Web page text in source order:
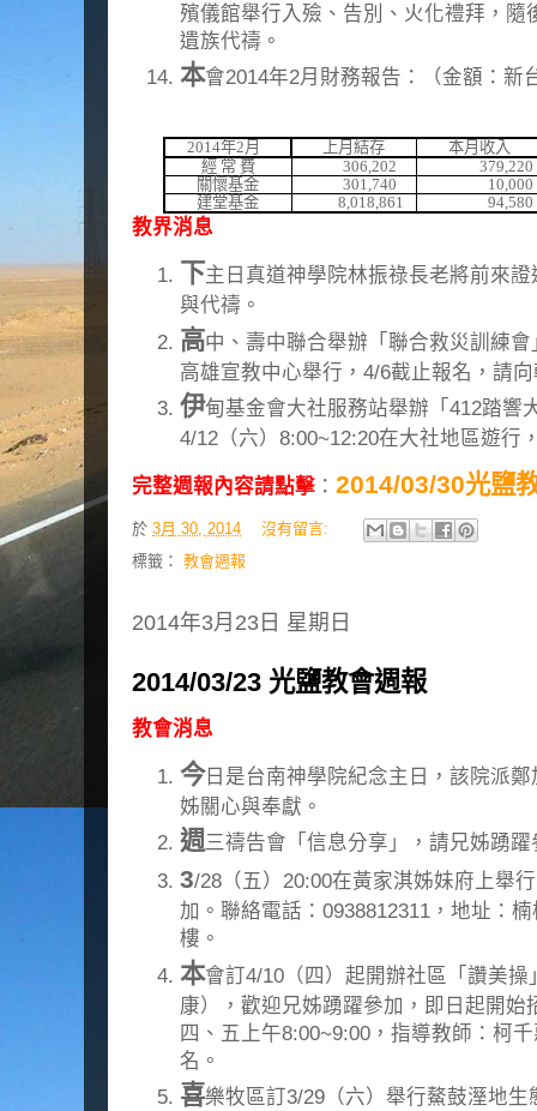
殯儀館舉行入殮、告別、火化禮拜，隨
遺族代禱。
本會2014年2月財務報告：（金額：新
2014年2月 上月結存
本月收入
經 常 費
306,202
379,220
關懷基金
301,740
10,000
建堂基金
8,018,861 94,580
教界消息
下主日真道神學院林振祿長老將前來
與代禱。
高中、壽中聯合舉辦「聯合救災訓練
高雄宣教中心舉行，4/6截止報名，請
伊甸基金會大社服務站舉辦「412踏響
4/12（六）8:00~12:20在大社地區遊行
完整週報內容請點擊 ： 2014/03/30光鹽
於 3月 30, 2014
沒有留言:
標籤： 教會週報
2014年3月23日 星期日
2014/03/23 光鹽教會週報
教會消息
今日是台南神學院紀念主日，該院派
姊關心與奉獻。
週三禱告會「信息分享」，請兄姊踴
3/28（五）20:00在黃家淇姊妹府上舉
加。聯絡電話：0938812311，地址：
樓。
本會訂4/10（四）起開辦社區「讚美
康），歡迎兄姊踴躍參加，即日起開
四、五上午8:00~9:00，指導教師：柯
名。
喜樂牧區訂3/29（六）舉行鰲鼓溼地